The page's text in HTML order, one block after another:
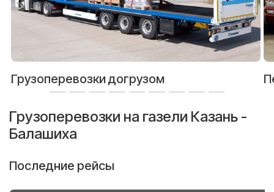
Грузоперевозки догрузом
Грузоперевозки на газели Казань -
Балашиха
Последние рейсы